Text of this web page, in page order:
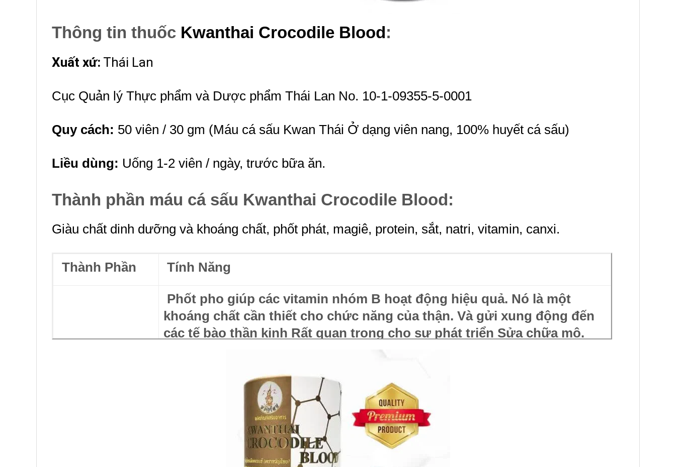
Thông tin thuốc Kwanthai Crocodile Blood:
Xuất xứ: Thái Lan
Cục Quản lý Thực phẩm và Dược phẩm Thái Lan No. 10-1-09355-5-0001
Quy cách: 50 viên / 30 gm (Máu cá sấu Kwan Thái Ở dạng viên nang, 100% huyết cá sấu)
Liều dùng: Uống 1-2 viên / ngày, trước bữa ăn.
Thành phần máu cá sấu Kwanthai Crocodile Blood:
Giàu chất dinh dưỡng và khoáng chất, phốt phát, magiê, protein, sắt, natri, vitamin, canxi.
Thành Phần Tính Năng
Phốt pho giúp các vitamin nhóm B hoạt động hiệu quả. Nó là một
khoáng chất cần thiết cho chức năng của thận. Và gửi xung động đến
các tế bào thần kinh Rất quan trọng cho sự phát triển Sửa chữa mô.
Magnesium Magnesium là một khoáng chất cần thiết cho cơ thể. Tổng
hợp protein Ngăn cản sự gắn kết của canxi dọc theo thành mạch máu.
Giúp xây dựng canxi vào xương Duy trì huyết áp bình thường
Magiê giúp truyền các xung thần kinh. Giảm trầm cảm Đau nửa đầu do